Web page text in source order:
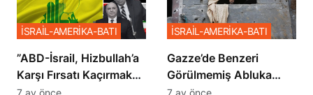
​​​​​​​”ABD-İsrail, Hizbullah’a
Karşı Fırsatı Kaçırmak
İstemiyor”
İSRAİL-AMERİKA-BATI
7 ay önce
​​​​​​​Gazze’de Benzeri
Görülmemiş Abluka
Planı
İSRAİL-AMERİKA-BATI
7 ay önce